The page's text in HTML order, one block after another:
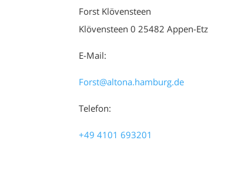
Forst Klövensteen
Klövensteen 0 25482 Appen-Etz
E-Mail:
Forst@altona.hamburg.de
Telefon:
+49 4101 693201